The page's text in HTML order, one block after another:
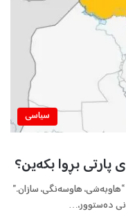
سیاسی
پارتی بڕوا بکەين؟
هاوسەنگی، سازان.”
دەستوور،…